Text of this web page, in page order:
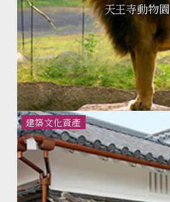
天王寺動物園
建築文化資產